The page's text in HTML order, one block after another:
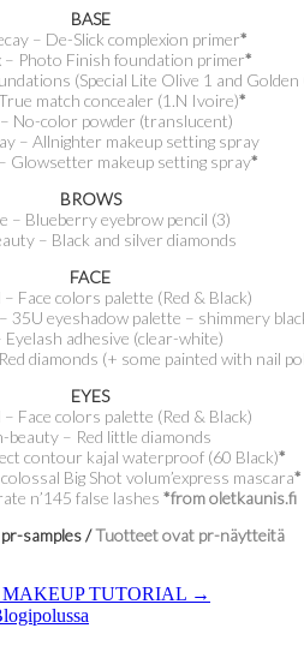
BASE
– De-Slick complexion primer*
– Photo Finish foundation primer*
(Special Lite Olive 1 and Golden
match concealer (1.N Ivoire)*
No-color powder (translucent)
– Allnighter makeup setting spray
Glowsetter makeup setting spray*
BROWS
– Blueberry eyebrow pencil (3)
– Black and silver diamonds
FACE
Face colors palette (Red & Black)
35U eyeshadow palette – shimmery
Eyelash adhesive (clear-white)
diamonds (+ some painted with nail
EYES
Face colors palette (Red & Black)
beauty – Red little diamonds
contour kajal waterproof (60 Black)*
Big Shot volum’express mascara*
n’145 false lashes *from oletkaunis.fi
samples /Tuotteet ovat pr-näytteitä
MAKEUP TUTORIAL →